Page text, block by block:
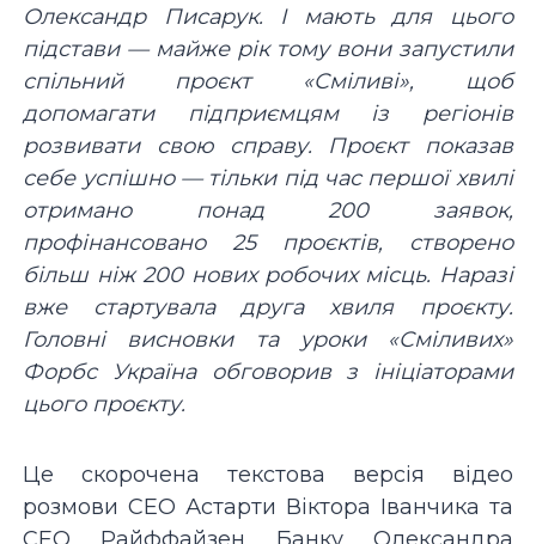
Олександр Писарук. І мають для цього
підстави — майже рік тому вони запустили
спільний проєкт «Сміливі», щоб
допомагати підприємцям із регіонів
розвивати свою справу. Проєкт показав
себе успішно — тільки під час першої хвилі
отримано понад 200 заявок,
профінансовано 25 проєктів, створено
більш ніж 200 нових робочих місць. Наразі
вже стартувала друга хвиля проєкту.
Головні висновки та уроки «Сміливих»
Форбс Україна обговорив з ініціаторами
цього проєкту.
Це скорочена текстова версія відео
розмови СЕО Астарти Віктора Іванчика та